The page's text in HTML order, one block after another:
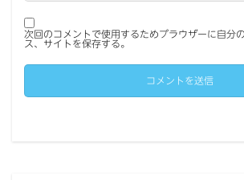
次回のコメントで使用するためブラウザーに自分
ス、サイトを保存する。